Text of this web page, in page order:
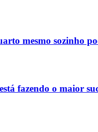
mesmo sozinho
fazendo o maior